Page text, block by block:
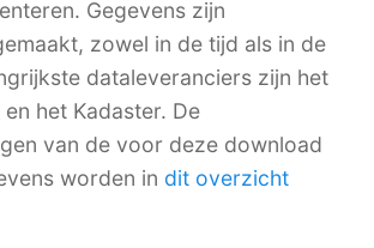
Gegevens zijn
zowel in de tijd als in de
dataleveranciers zijn het
en het Kadaster. De
van de voor deze download
worden in dit overzicht